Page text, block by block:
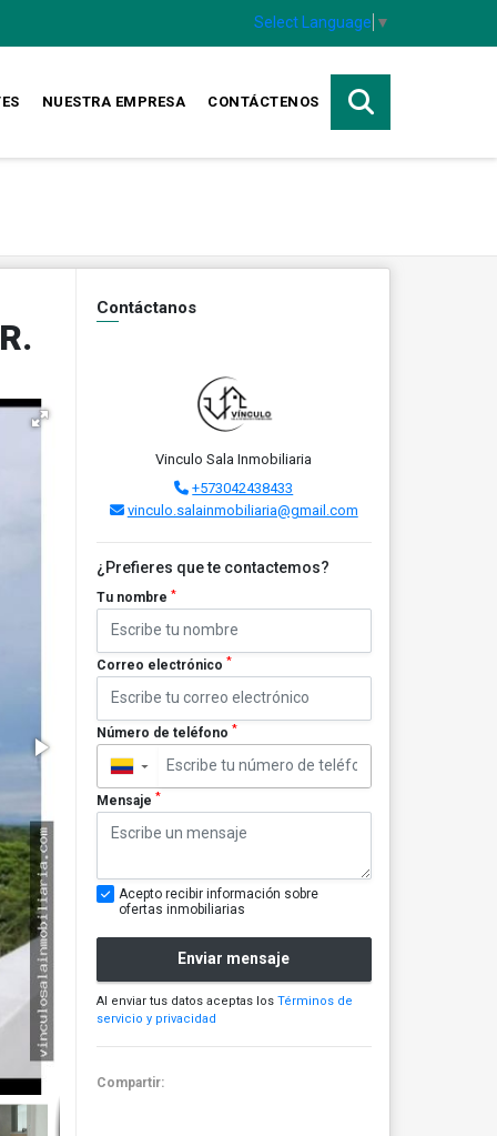
Select Language ▼
NUESTRA EMPRESA CONTÁCTENOS
Contáctanos
Vinculo Sala Inmobiliaria
+573042438433
vinculo.salainmobiliaria@gmail.com
¿Prefieres que te contactemos?
Tu nombre *
Correo electrónico *
Número de teléfono *
▼
Mensaje *
Acepto recibir información sobre
ofertas inmobiliarias
Enviar mensaje
Al enviar tus datos aceptas los Términos de
servicio y privacidad
Compartir: